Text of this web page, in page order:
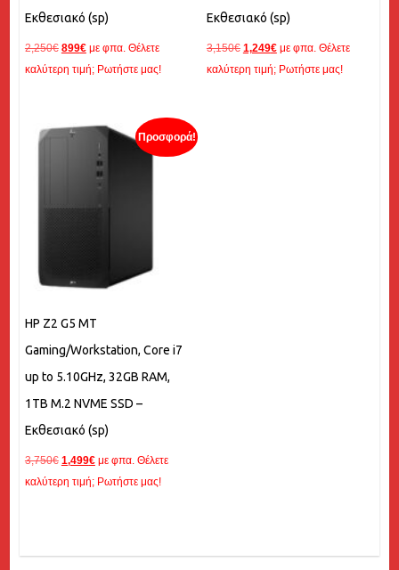
Εκθεσιακό (sp)
2,250€ Original
price
899€Η
τρέχουσα
899€.
με φπα. Θέλετε
καλύτερη τιμή; Ρωτήστε μας!
Εκθεσιακό (sp)
3,150€ Original
price
1,249€Η
τρέχουσα
με φπα. Θέλετε
καλύτερη τιμή; Ρωτήστε μας!
Προσφορά!
HP Z2 G5 MT
Gaming/Workstation, Core i7
up to 5.10GHz, 32GB RAM,
1TB M.2 NVME SSD –
Εκθεσιακό (sp)
3,750€ Original
price
1,499€Η
τρέχουσα
με φπα. Θέλετε
καλύτερη τιμή; Ρωτήστε μας!